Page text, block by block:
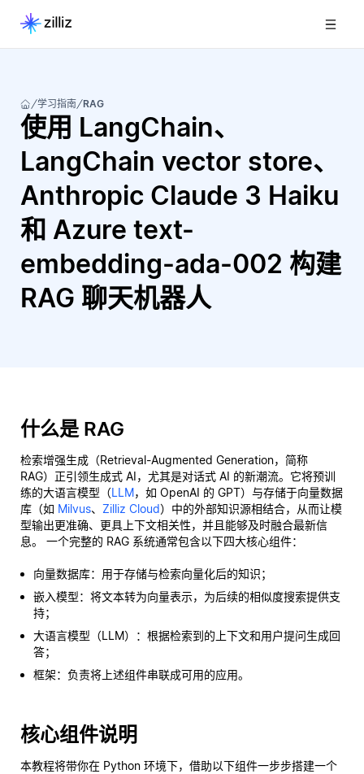
学习指南 RAG
使用 LangChain、
LangChain vector store、
Anthropic Claude 3 Haiku
和 Azure text-
embedding-ada-002 构建
RAG 聊天机器人
什么是 RAG
检索增强生成（Retrieval-Augmented Generation，简称
RAG）正引领生成式 AI，尤其是对话式 AI 的新潮流。它将预训
练的大语言模型（LLM，如 OpenAI 的 GPT）与存储于向量数据
库（如 Milvus、 Zilliz Cloud）中的外部知识源相结合，从而让模
型输出更准确、更具上下文相关性，并且能够及时融合最新信
息。 一个完整的 RAG 系统通常包含以下四大核心组件：
向量数据库：用于存储与检索向量化后的知识；
嵌入模型：将文本转为向量表示，为后续的相似度搜索提供支
持；
大语言模型（LLM）：根据检索到的上下文和用户提问生成回
答；
框架：负责将上述组件串联成可用的应用。
核心组件说明
本教程将带你在 Python 环境下，借助以下组件一步步搭建一个